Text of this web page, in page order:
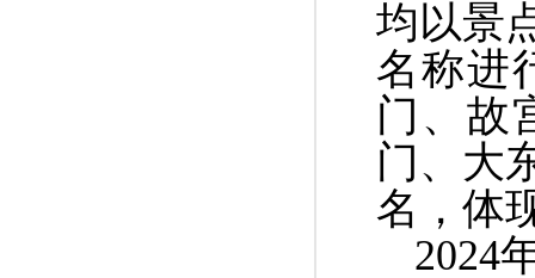
均以景
名称进
门、故
门、大
名，体
2024